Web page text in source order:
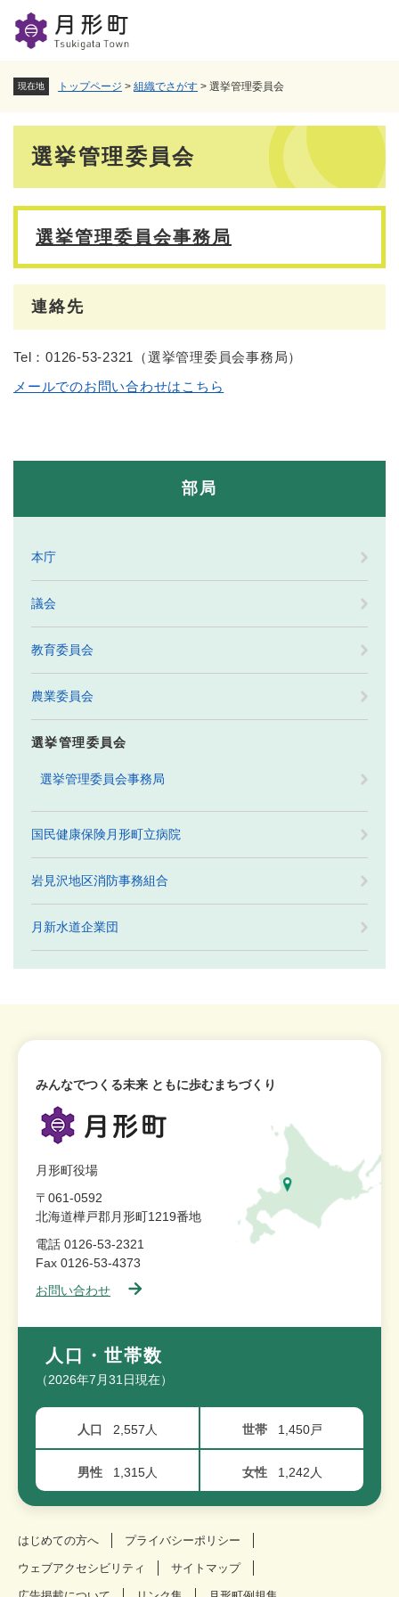
現在地 トップページ > 組織でさがす > 選挙管理委員会
選挙管理委員会
選挙管理委員会事務局
連絡先
Tel：0126-53-2321 （選挙管理委員会事務局）
メールでのお問い合わせはこちら
部局
本庁
議会
教育委員会
農業委員会
選挙管理委員会
選挙管理委員会事務局
国民健康保険月形町立病院
岩見沢地区消防事務組合
月新水道企業団
みんなでつくる未来 ともに歩むまちづくり
月形町役場
〒061-0592
北海道樺戸郡月形町1219番地
電話 0126-53-2321
Fax 0126-53-4373
お問い合わせ
人口・世帯数
（2026年7月31日現在）
人口 2,557人 世帯 1,450戸
男性 1,315人 女性 1,242人
はじめての方へ プライバシーポリシー
ウェブアクセシビリティ サイトマップ